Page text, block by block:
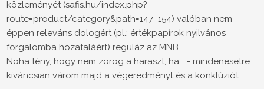
közleményét (safis.hu/index.php?
route=product/category&path=147_154) valóban nem
éppen releváns dologért (pl.: értékpapírok nyilvános
forgalomba hozataláért) reguláz az MNB.
Noha tény, hogy nem zörög a haraszt, ha... - mindenesetre
kíváncsian várom majd a végeredményt és a konklúziót.